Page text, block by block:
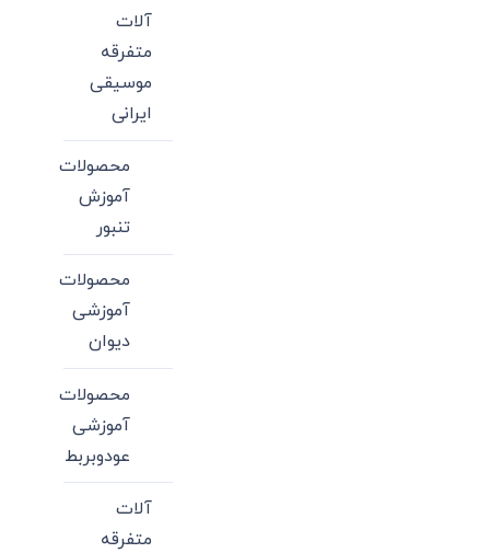
آلات
متفرقه
موسیقی
ایرانی
محصولات
آموزش
تنبور
محصولات
آموزشی
دیوان
محصولات
آموزشی
عودوبربط
آلات
متفرقه